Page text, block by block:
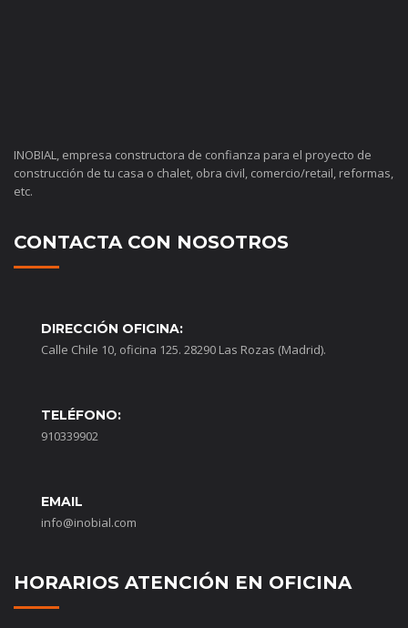
INOBIAL, empresa constructora de confianza para el proyecto de
construcción de tu casa o chalet, obra civil, comercio/retail, reformas,
etc.
CONTACTA CON NOSOTROS
DIRECCIÓN OFICINA:
Calle Chile 10, oficina 125. 28290 Las Rozas (Madrid).
TELÉFONO:
910339902
EMAIL
info@inobial.com
HORARIOS ATENCIÓN EN OFICINA